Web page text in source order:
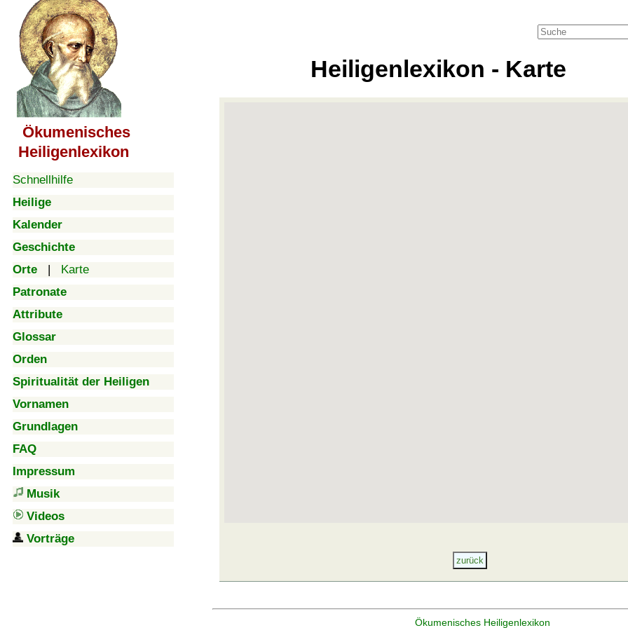
Ökumenisches
Heiligenlexikon
Schnellhilfe
Heilige
Kalender
Geschichte
Orte | Karte
Patronate
Attribute
Glossar
Orden
Spiritualität der Heiligen
Vornamen
Grundlagen
FAQ
Impressum
Musik
Videos
Vorträge
Heiligenlexikon - Karte
Ökumenisches Heiligenlexikon